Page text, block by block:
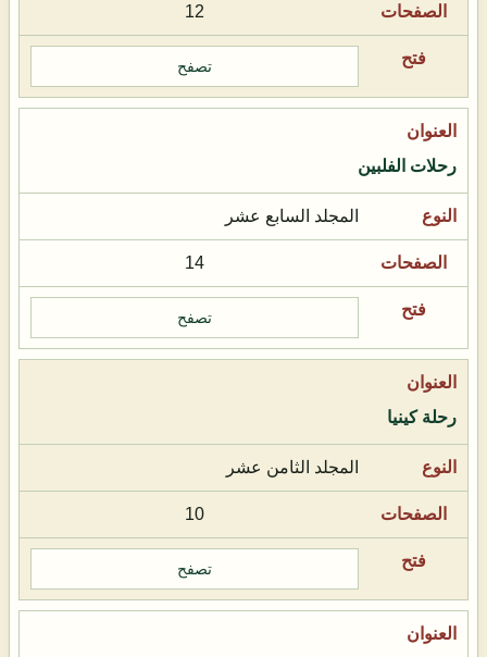
12
تصفح
رحلات الفلبين
المجلد السابع عشر
14
تصفح
رحلة كينيا
المجلد الثامن عشر
10
تصفح